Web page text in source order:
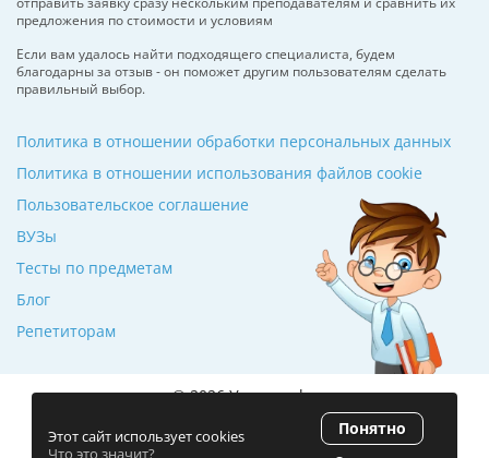
предложения по стоимости и условиям
Если вам удалось найти подходящего специалиста, будем
благодарны за отзыв - он поможет другим пользователям сделать
правильный выбор.
ВУЗы
Тесты по предметам
Блог
Репетиторам
Политика в отношении обработки персональных данных
Политика в отношении использования файлов cookie
Пользовательское соглашение
© 2026 Училкин.by
Рейтинг 5.0
(120 отзывов)
Этот сайт использует cookies
Что это значит?
Понятно